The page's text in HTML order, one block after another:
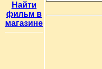
Найти
фильм в
магазине